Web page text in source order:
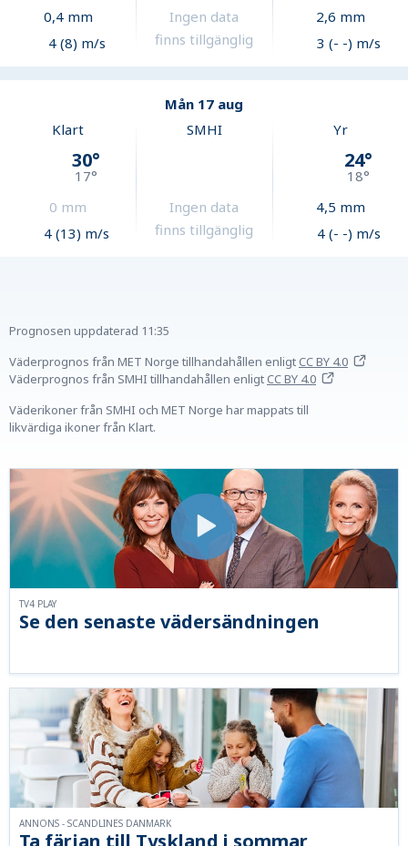
0,4mm
4 (8) m/s
Ingen data
finns tillgänglig
2,6 mm
3 (- -) m/s
Mån 17 aug
Klart
30°
17°
0 mm
4 (13) m/s
SMHI
Ingen data
finns tillgänglig
Yr
24°
18°
4,5 mm
4 (- -) m/s
Prognosen uppdaterad 11:35
Väderprognos från MET Norge tillhandahållen enligtCC BY 4.0
Väderprognos från SMHI tillhandahållen enligtCC BY 4.0
Väderikoner från SMHI och MET Norge har mappats till
likvärdiga ikoner från Klart.
Se den senaste vädersändningen
TV4 PLAY
ANNONS - SCANDLINES DANMARK